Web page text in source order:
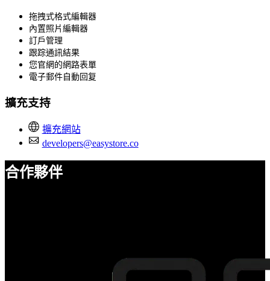
拖拽式格式編輯器
內置照片編輯器
訂戶管理
跟踪通訊結果
您官網的網路表單
電子郵件自動回复
擴充支持
擴充網站
developers@easystore.co
合作夥伴